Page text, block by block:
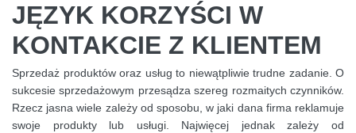
JĘZYK KORZYŚCI W
KONTAKCIE Z KLIENTEM
Sprzedaż produktów oraz usług to niewątpliwie trudne zadanie. O
sukcesie sprzedażowym przesądza szereg rozmaitych czynników.
Rzecz jasna wiele zależy od sposobu, w jaki dana firma reklamuje
swoje produkty lub usługi. Najwięcej jednak zależy od